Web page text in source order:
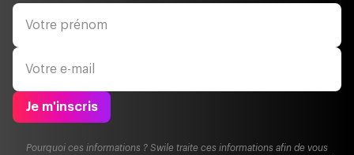
Je m'inscris
Pourquoi ces informations ? Swile traite ces informations afin de vous